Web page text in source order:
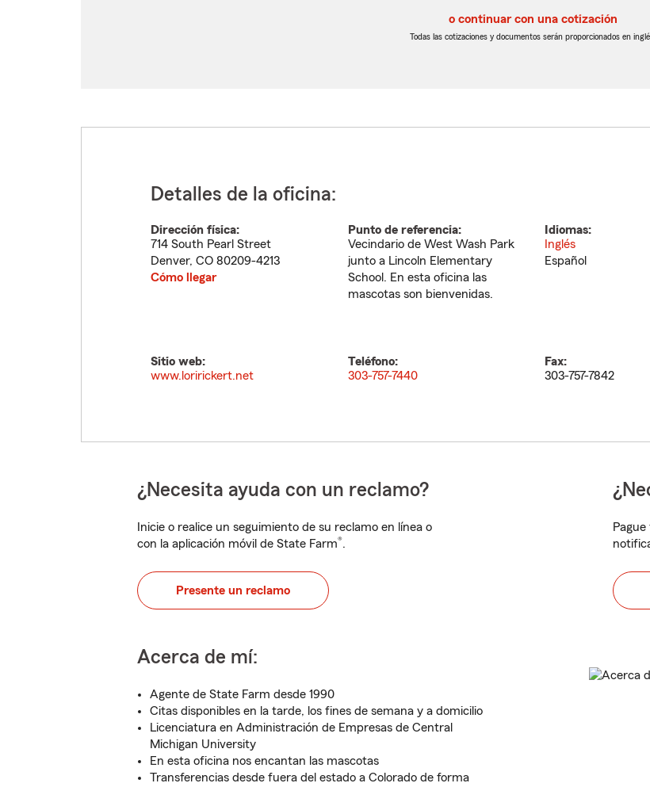
postal
de
postal
de
o continuar con una cotización
Todas las cotizaciones y documentos serán proporcionados en
Detalles de la oficina:
Dirección física:
714 South Pearl Street
Denver, CO 80209-4213
Cómo llegar
Punto de referencia:
Vecindario de West Wash Park
junto a Lincoln Elementary
School. En esta oficina las
mascotas son bienvenidas.
Idiomas:
Inglés
Español
Sitio web:
www.loririckert.net
Teléfono:
303-757-7440
Fax:
303-757-7842
¿Necesita ayuda con un reclamo?
Inicie o realice un seguimiento de su reclamo en línea o
con la aplicación móvil de State Farm®.
Presente un reclamo
Acerca de mí:
Agente de State Farm desde 1990
Citas disponibles en la tarde, los fines de semana y a domicilio
Licenciatura en Administración de Empresas de Central
Michigan University
En esta oficina nos encantan las mascotas
Transferencias desde fuera del estado a Colorado de forma